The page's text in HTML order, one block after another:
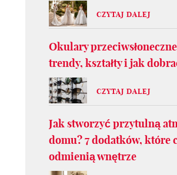
CZYTAJ DALEJ
Okulary
trendy, kształty i jak
CZYTAJ DALEJ
Jak stworzyć przytulną
domu? 7 dodatków, które
odmienią wnętrze